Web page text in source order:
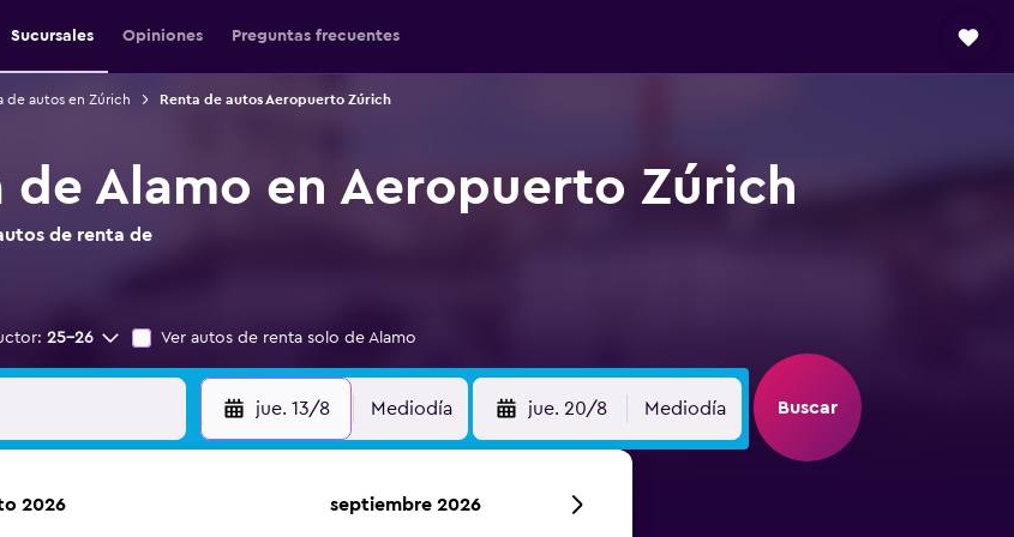
Sucursales Opiniones Preguntas frecuentes
de autos en Zúrich Renta de autos Aeropuerto Zúrich
Alamo en Aeropuerto Zúrich
de renta de
25-26 Ver autos de renta solo de Alamo
jue. 13/8 Mediodía jue. 20/8 Mediodía Buscar
2026 septiembre 2026